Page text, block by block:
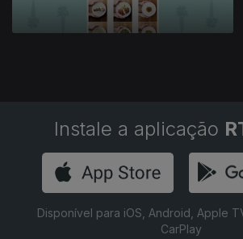
Instale a aplicação
Disponível para iOS, Android, Apple
CarPlay